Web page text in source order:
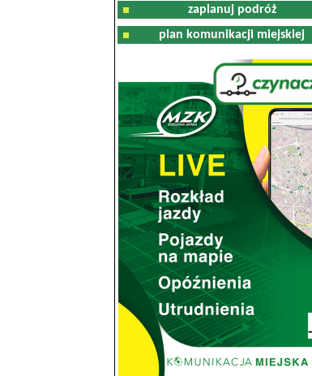
zaplanuj podróż
plan komunikacji miejskiej